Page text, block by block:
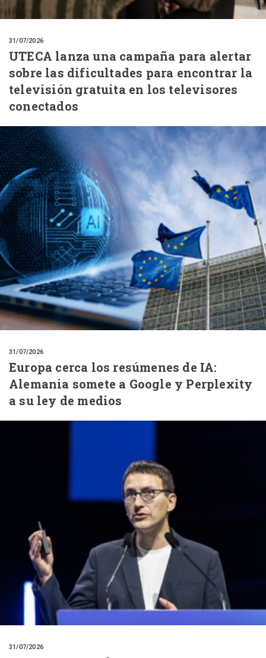
31/07/2026
UTECA lanza una campaña para alertar
sobre las dificultades para encontrar la
televisión gratuita en los televisores
conectados
31/07/2026
Europa cerca los resúmenes de IA:
Alemania somete a Google y Perplexity
a su ley de medios
31/07/2026